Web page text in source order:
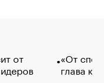
от
«От
глава